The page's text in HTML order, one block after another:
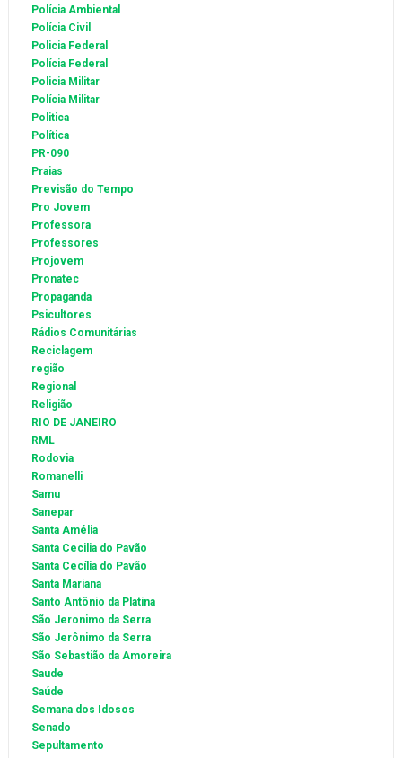
Polícia Ambiental
Polícia Civil
Policia Federal
Polícia Federal
Policia Militar
Polícia Militar
Politica
Política
PR-090
Praias
Previsão do Tempo
Pro Jovem
Professora
Professores
Projovem
Pronatec
Propaganda
Psicultores
Rádios Comunitárias
Reciclagem
região
Regional
Religião
RIO DE JANEIRO
RML
Rodovia
Romanelli
Samu
Sanepar
Santa Amélia
Santa Cecilia do Pavão
Santa Cecília do Pavão
Santa Mariana
Santo Antônio da Platina
São Jeronimo da Serra
São Jerônimo da Serra
São Sebastião da Amoreira
Saude
Saúde
Semana dos Idosos
Senado
Sepultamento